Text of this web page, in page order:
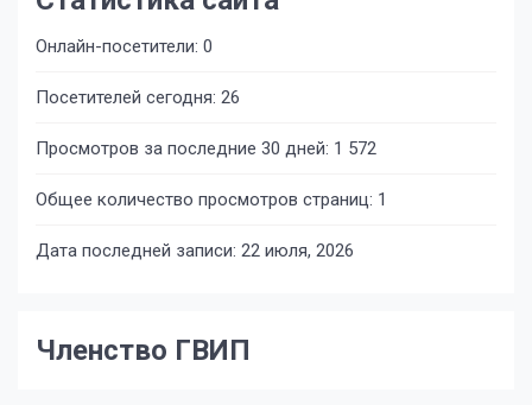
Онлайн-посетители: 0
Посетителей сегодня: 26
Просмотров за последние 30 дней: 1 572
Общее количество просмотров страниц: 1
Дата последней записи: 22 июля, 2026
Членство ГВИП